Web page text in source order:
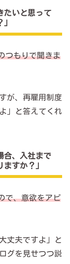
たいと思って
つもりで聞きま
が、再雇用制度
」と答えてくれ
合、入社まで
すか？」
で、意欲をアピ
丈夫ですよ」と
グを見せつつ説